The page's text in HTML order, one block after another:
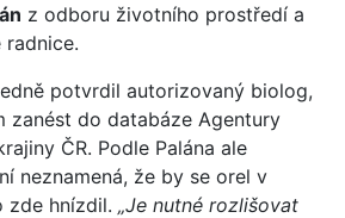
z odboru životního prostředí a
radnice.
potvrdil autorizovaný biolog,
zanést do databáze Agentury
ČR. Podle Palána ale
neznamená, že by se orel v
zde hnízdil. „Je nutné rozlišovat